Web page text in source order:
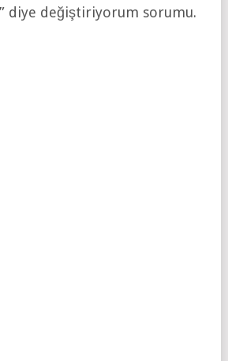
diye değiştiriyorum sorumu.